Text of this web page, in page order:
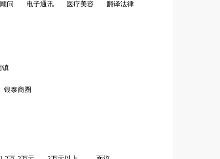
问 电子通讯 医疗美容 翻译法律
镇
银泰商圈